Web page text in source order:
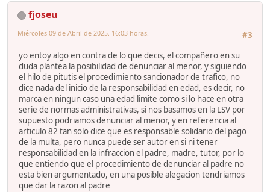
fjoseu
#3
Miércoles 09 de Abril de 2025. 16:03 horas.
yo entoy algo en contra de lo que decis, el compañero en su
duda plantea la posibilidad de denunciar al menor, y siguiendo
el hilo de pitutis el procedimiento sancionador de trafico, no
dice nada del inicio de la responsabilidad en edad, es decir, no
marca en ningun caso una edad limite como si lo hace en otra
serie de normas administrativas, si nos basamos en la LSV por
supuesto podriamos denunciar al menor, y en referencia al
articulo 82 tan solo dice que es responsable solidario del pago
de la multa, pero nunca puede ser autor en si ni tener
responsabilidad en la infraccion el padre, madre, tutor, por lo
que entiendo que el procedimiento de denunciar al padre no
esta bien argumentado, en una posible alegacion tendriamos
que dar la razon al padre